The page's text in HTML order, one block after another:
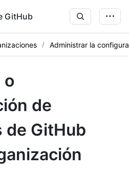
GitHub
Administrar la
o
de
de GitHub